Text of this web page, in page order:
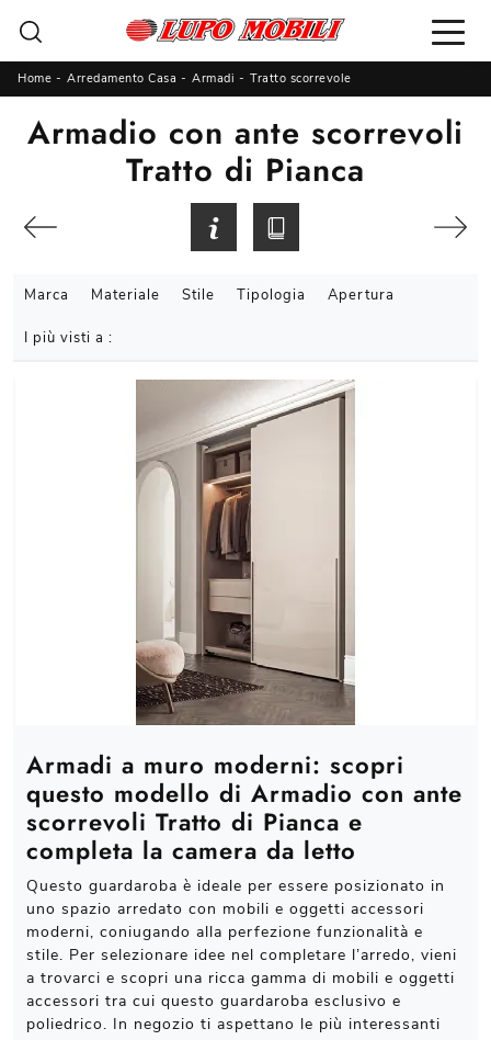
Home - Arredamento Casa - Armadi - Tratto scorrevole
Armadio con ante scorrevoli
Tratto di Pianca
Marca Materiale Stile Tipologia Apertura
I più visti a :
Armadi a muro moderni: scopri
questo modello di Armadio con ante
scorrevoli Tratto di Pianca e
completa la camera da letto
Questo guardaroba è ideale per essere posizionato in
uno spazio arredato con mobili e oggetti accessori
moderni, coniugando alla perfezione funzionalità e
stile. Per selezionare idee nel completare l’arredo, vieni
a trovarci e scopri una ricca gamma di mobili e oggetti
accessori tra cui questo guardaroba esclusivo e
poliedrico. In negozio ti aspettano le più interessanti